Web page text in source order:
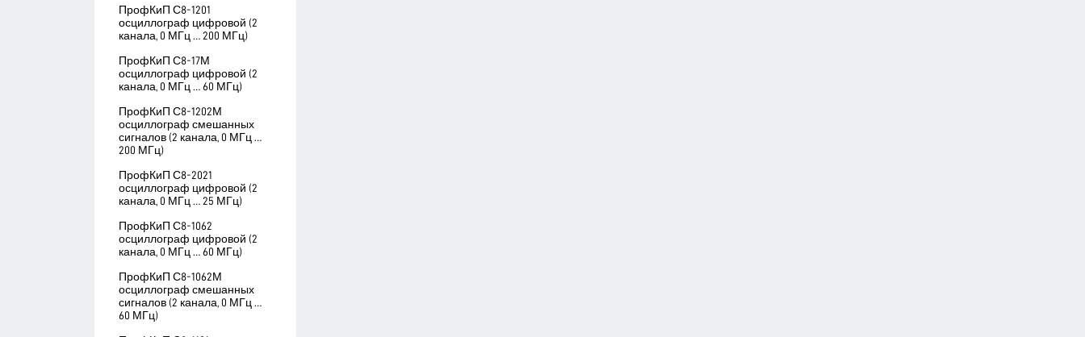
ПрофКиП С8-1201
осциллограф цифровой (2
канала, 0 МГц … 200 МГц)
ПрофКиП С8-17М
осциллограф цифровой (2
канала, 0 МГц … 60 МГц)
ПрофКиП С8-1202М
осциллограф смешанных
сигналов (2 канала, 0 МГц …
200 МГц)
ПрофКиП С8-2021
осциллограф цифровой (2
канала, 0 МГц … 25 МГц)
ПрофКиП С8-1062
осциллограф цифровой (2
канала, 0 МГц … 60 МГц)
ПрофКиП С8-1062М
осциллограф смешанных
сигналов (2 канала, 0 МГц …
60 МГц)